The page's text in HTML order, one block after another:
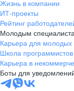
Жизнь в компании
ИТ-проекты
Рейтинг
Молодым
Карьера для молодых
Школа программистов
Карьера в
Боты для